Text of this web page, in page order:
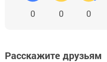
0 0 0
Расскажите друзьям